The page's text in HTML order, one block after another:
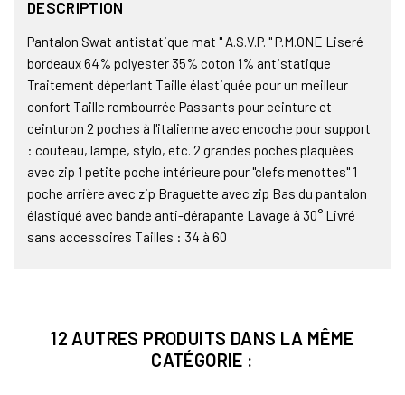
DESCRIPTION
Pantalon Swat antistatique mat " A.S.V.P. " P.M.ONE Liseré
bordeaux 64% polyester 35% coton 1% antistatique
Traitement déperlant Taille élastiquée pour un meilleur
confort Taille rembourrée Passants pour ceinture et
ceinturon 2 poches à l'italienne avec encoche pour support
: couteau, lampe, stylo, etc. 2 grandes poches plaquées
avec zip 1 petite poche intérieure pour "clefs menottes" 1
poche arrière avec zip Braguette avec zip Bas du pantalon
élastiqué avec bande anti-dérapante Lavage à 30° Livré
sans accessoires Tailles : 34 à 60
12 AUTRES PRODUITS DANS LA MÊME
CATÉGORIE :